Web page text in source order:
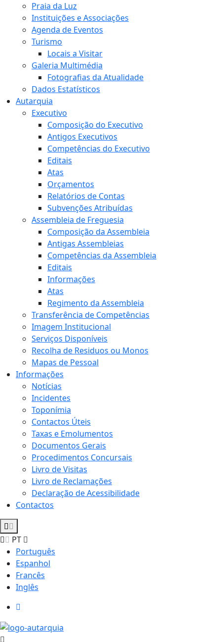
Praia da Luz
Instituições e Associações
Agenda de Eventos
Turismo
Locais a Visitar
Galeria Multimédia
Fotografias da Atualidade
Dados Estatísticos
Autarquia
Executivo
Composição do Executivo
Antigos Executivos
Competências do Executivo
Editais
Atas
Orçamentos
Relatórios de Contas
Subvenções Atribuídas
Assembleia de Freguesia
Composição da Assembleia
Antigas Assembleias
Competências da Assembleia
Editais
Informações
Atas
Regimento da Assembleia
Transferência de Competências
Imagem Institucional
Serviços Disponíveis
Recolha de Residuos ou Monos
Mapas de Pessoal
Informações
Notícias
Incidentes
Toponímia
Contactos Úteis
Taxas e Emolumentos
Documentos Gerais
Procedimentos Concursais
Livro de Visitas
Livro de Reclamações
Declaração de Acessibilidade
Contactos
PT
Português
Espanhol
Francês
Inglês